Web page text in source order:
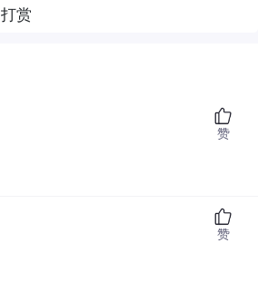
打赏
赞
赞